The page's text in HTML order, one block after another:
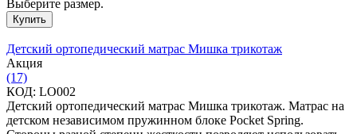
Выберите размер.
Купить
Детский ортопедический матрас Мишка трикотаж
Aкция
(17)
КОД: LO002
Детский ортопедический матрас Мишка трикотаж. Матрас на
детском независимом пружинном блоке Pocket Spring.